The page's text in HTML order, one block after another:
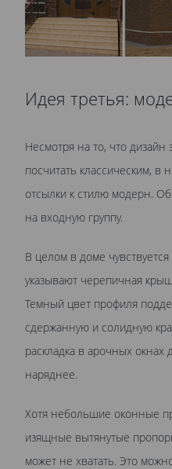
Идея третья:
Несмотря на то, что дизайн
посчитать классическим, в
отсылки к стилю модерн.
на входную группу.
В целом в доме
указывают черепичная
Темный цвет профиля
сдержанную и солидную
раскладка в арочных окнах
наряднее.
Хотя небольшие оконные
изящные вытянутые
может не хватать. Это